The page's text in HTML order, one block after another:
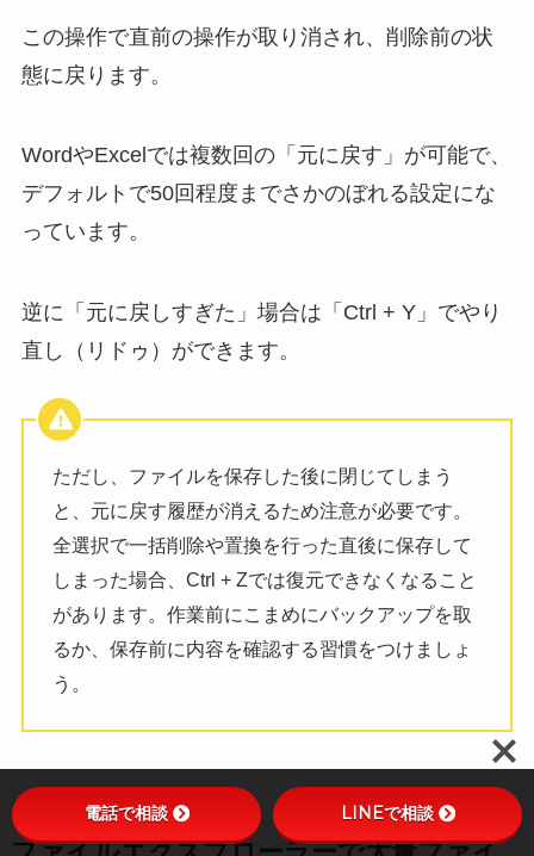
この操作で直前の操作が取り消され、削除前の状
態に戻ります。
WordやExcelでは複数回の「元に戻す」が可能で、
デフォルトで50回程度までさかのぼれる設定にな
っています。
逆に「元に戻しすぎた」場合は「Ctrl + Y」でやり
直し（リドゥ）ができます。
ただし、ファイルを保存した後に閉じてしまう
と、元に戻す履歴が消えるため注意が必要です。
全選択で一括削除や置換を行った直後に保存して
しまった場合、Ctrl + Zでは復元できなくなること
があります。作業前にこまめにバックアップを取
るか、保存前に内容を確認する習慣をつけましょ
う。
電話で相談 LINEで相談